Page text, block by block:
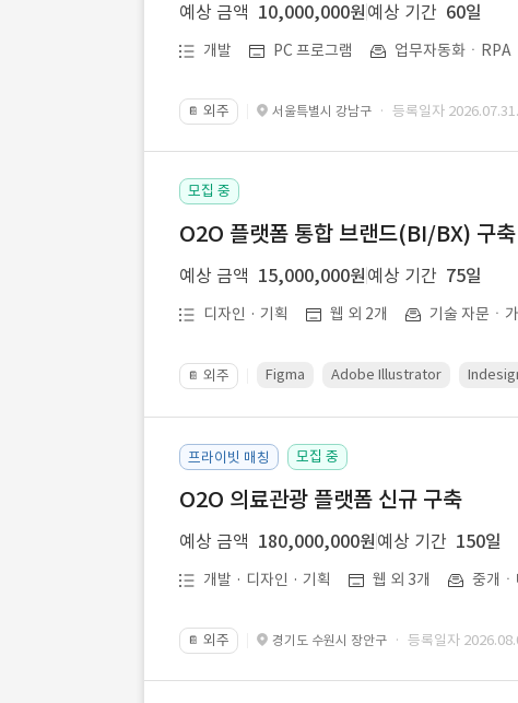
예상 금액 10,000,000원 예상 기간 60일
개발 PC 프로그램 업무자동화ㆍRPA
📔 외주 서울특별시 강남구 · 등록일자 2026.07.31.
모집 중
O2O 플랫폼 통합 브랜드(BI/BX) 구축
예상 금액 15,000,000원 예상 기간 75일
디자인 · 기획 웹 외 2개 기술 자문ㆍ
📔 외주 Figma Adobe Illustrator
프라이빗 매칭 모집 중
O2O 의료관광 플랫폼 신규 구축
예상 금액 180,000,000원 예상 기간 150일
개발 · 디자인 · 기획 웹 외 3개 중개
📔 외주 경기도 수원시 장안구 · 등록일자